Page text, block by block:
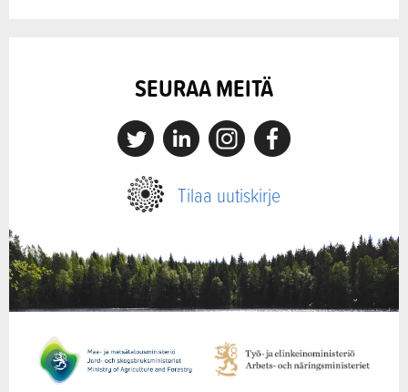
SEURAA MEITÄ
X LinkedinInstagramFacebook
Tilaa uutiskirje